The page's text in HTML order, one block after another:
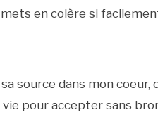
en colère si
source dans mon coeur,
vie pour accepter sans